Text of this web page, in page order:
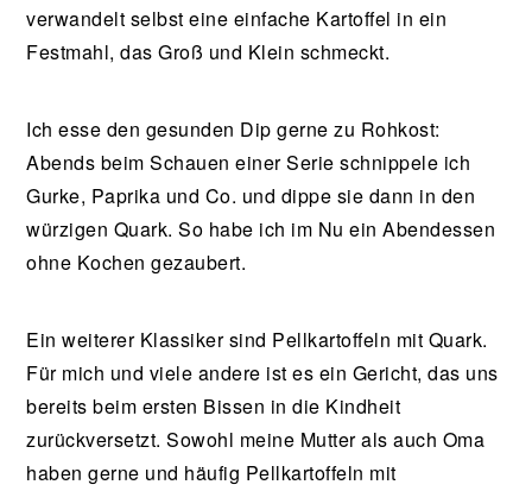
verwandelt selbst eine einfache Kartoffel in ein
Festmahl, das Groß und Klein schmeckt.
Ich esse den gesunden Dip gerne zu Rohkost:
Abends beim Schauen einer Serie schnippele ich
Gurke, Paprika und Co. und dippe sie dann in den
würzigen Quark. So habe ich im Nu ein Abendessen
ohne Kochen gezaubert.
Ein weiterer Klassiker sind Pellkartoffeln mit Quark.
Für mich und viele andere ist es ein Gericht, das uns
bereits beim ersten Bissen in die Kindheit
zurückversetzt. Sowohl meine Mutter als auch Oma
haben gerne und häufig Pellkartoffeln mit